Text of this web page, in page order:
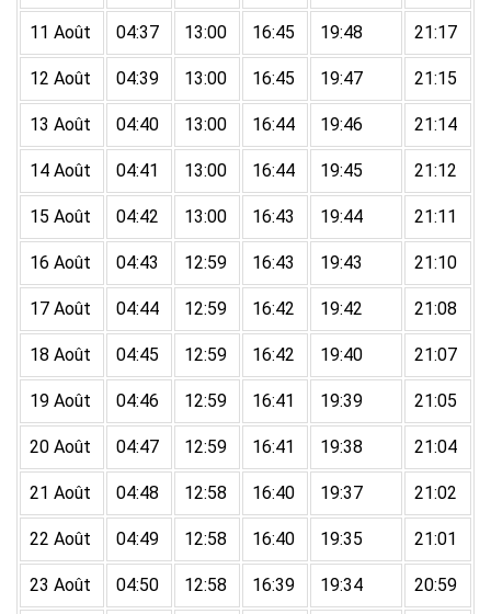
11 Août 04:37 13:00 16:45 19:48 21:17
12 Août 04:39 13:00 16:45 19:47 21:15
13 Août 04:40 13:00 16:44 19:46 21:14
14 Août 04:41 13:00 16:44 19:45 21:12
15 Août 04:42 13:00 16:43 19:44 21:11
16 Août 04:43 12:59 16:43 19:43 21:10
17 Août 04:44 12:59 16:42 19:42 21:08
18 Août 04:45 12:59 16:42 19:40 21:07
19 Août 04:46 12:59 16:41 19:39 21:05
20 Août 04:47 12:59 16:41 19:38 21:04
21 Août 04:48 12:58 16:40 19:37 21:02
22 Août 04:49 12:58 16:40 19:35 21:01
23 Août 04:50 12:58 16:39 19:34 20:59